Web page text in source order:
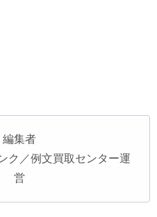
編集者
ク／例文買取センター運
営